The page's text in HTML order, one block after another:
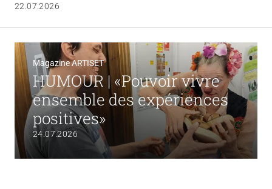
Magazine ARTISET
HUMOUR | «Pouvoir vivre
ensemble des expériences
positives»
24.07.2026
centraux. Lors de la Conférence de branche de CURAVIVA,
ont été abordés durant toutes ces assemblées.
22.07.2026